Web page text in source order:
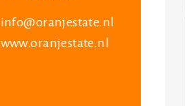
info@oranjestate.nl
www.oranjestate.nl